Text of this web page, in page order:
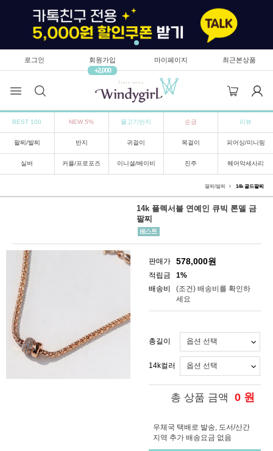
로그인
회원가입
+2,000
마이페이지 최근본상품
BEST 100 NEW 5% 물고기반지 순금 리뷰
팔찌/발찌 반지 귀걸이 목걸이 피어싱/미니링
실버 커플/프로포즈 이니셜/베이비 진주 헤어악세사리
팔찌/발찌 14k 골드팔찌
14k 플렉서블 연예인 큐빅 론델 금
팔찌
판매가 578,000원
적립금
1%
배송비
(조건) 배송비를 확인하
세요
총길이
14k컬러
총 상품 금액 0 원
우체국 택배로 발송, 도서/산간
지역 추가 배송요금 없음